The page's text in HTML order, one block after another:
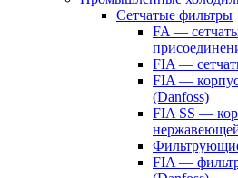
Сетчатые фильтры
FA —
FIA —
FIA —
(Danfoss)
FIA SS —
FIA —